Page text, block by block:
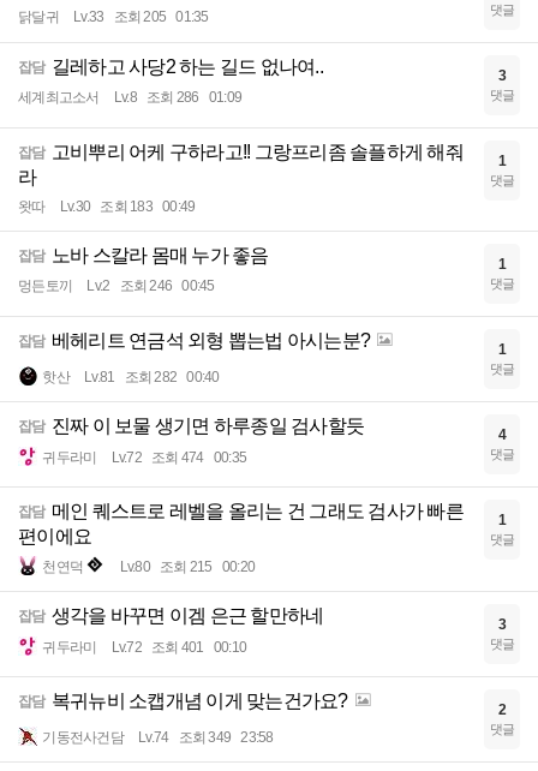
닭달귀 Lv.33 조회 205 01:35 댓글
잡담 길레하고 사당2 하는 길드 없나여..
세계최고소서 Lv.8 조회 286 01:09
3
댓글
잡담 고비뿌리 어케 구하라고!! 그랑프리좀 솔플하게 해줘
라
왓따 Lv.30 조회 183 00:49
1
댓글
잡담 노바 스칼라 몸매 누가 좋음
멍든토끼 Lv.2 조회 246 00:45
1
댓글
잡담 베헤리트 연금석 외형 뽑는법 아시는분?
핫산 Lv.81 조회 282 00:40
1
댓글
잡담 진짜 이 보물 생기면 하루종일 검사할듯
귀두라미 Lv.72 조회 474 00:35
4
댓글
잡담 메인 퀘스트로 레벨을 올리는 건 그래도 검사가 빠른
편이에요
천연덕 Lv.80 조회 215 00:20
1
댓글
잡담 생각을 바꾸면 이겜 은근 할만하네
귀두라미 Lv.72 조회 401 00:10
3
댓글
잡담 복귀뉴비 소캡개념 이게 맞는건가요?
기동전사건담 Lv.74 조회 349 23:58
2
댓글